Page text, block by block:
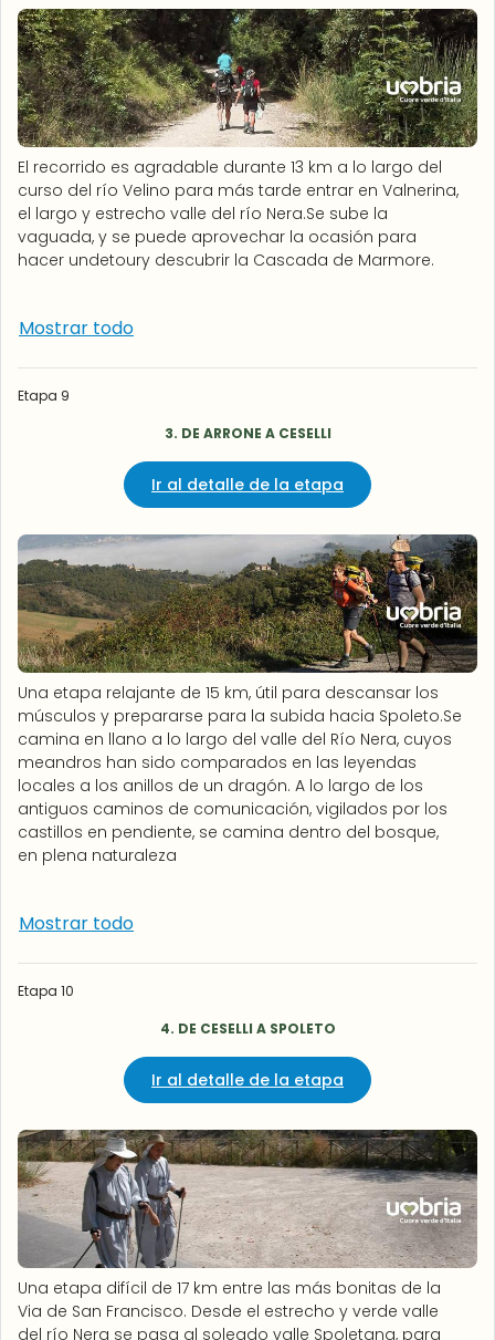
El recorrido es agradable durante 13 km a lo largo del
curso del río Velino para más tarde entrar en Valnerina,
el largo y estrecho valle del río Nera.Se sube la
vaguada, y se puede aprovechar la ocasión para
hacer undetoury descubrir la Cascada de Marmore.
Mostrar todo
Etapa 9
3. DE ARRONE A CESELLI
Ir al detalle de la etapa
Una etapa relajante de 15 km, útil para descansar los
músculos y prepararse para la subida hacia Spoleto.Se
camina en llano a lo largo del valle del Río Nera, cuyos
meandros han sido comparados en las leyendas
locales a los anillos de un dragón. A lo largo de los
antiguos caminos de comunicación, vigilados por los
castillos en pendiente, se camina dentro del bosque,
en plena naturaleza
Mostrar todo
Etapa 10
4. DE CESELLI A SPOLETO
Ir al detalle de la etapa
Una etapa difícil de 17 km entre las más bonitas de la
Via de San Francisco. Desde el estrecho y verde valle
del río Nera se pasa al soleado valle Spoletana, para